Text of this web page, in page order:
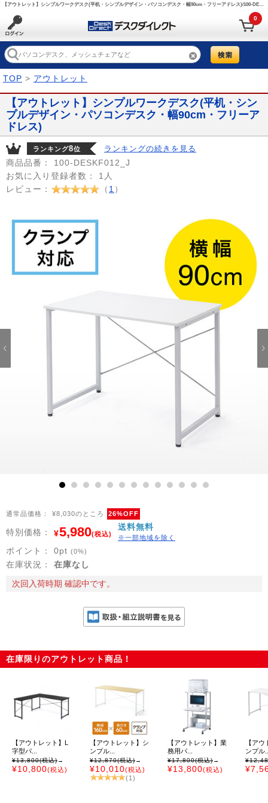
【アウトレット】シンプルワークデスク(平机・シンプルデザイン・パソコンデスク・幅90cm・フリーアドレス)/100-DESKF012_J【デスクダイレクト】
0
TOP > アウトレット
【アウトレット】シンプルワークデスク(平机・シン
プルデザイン・パソコンデスク・幅90cm・フリーア
ドレス)
ランキング8位 ランキングの続きを見る
商品品番：
100-DESKF012_J
お気に入り登録者数：
1人
レビュー：
（ 1 ）
10 11 12
通常品価格： ¥8,030のところ 26%OFF
特別価格： ¥5,980(税込)
送料無料
※一部地域を除く
ポイント： 0pt (0%)
在庫状況：
在庫なし
次回入荷時期 確認中です。
在庫限りのアウトレット商品！
【アウトレット】L
字型パ...
¥13,800(税込)→
¥10,800(税込)
【アウトレット】シ
ンプル...
¥12,870(税込)→
¥10,010(税込)
(1)
【アウトレット】業
務用パ...
¥17,800(税込)→
¥13,800(税込)
【ア
ンプル